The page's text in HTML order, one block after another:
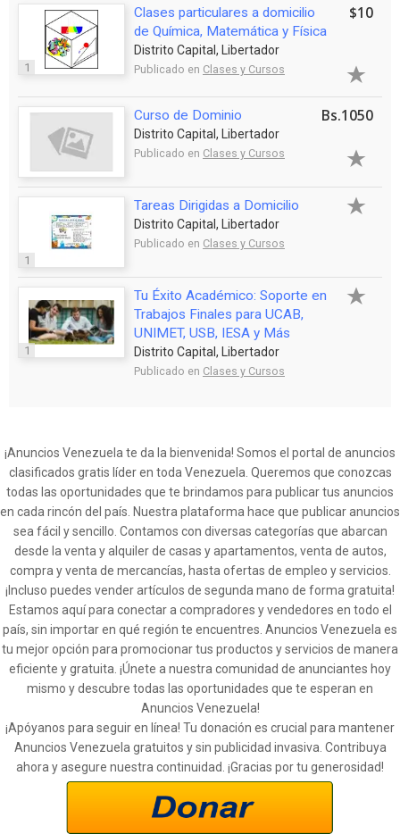
1
Clases particulares a domicilio
de Química, Matemática y Física
Distrito Capital, Libertador
Publicado en Clases y Cursos
$10
Curso de Dominio
Distrito Capital, Libertador
Publicado en Clases y Cursos
Bs.1050
1
Tareas Dirigidas a Domicilio
Distrito Capital, Libertador
Publicado en Clases y Cursos
1
Tu Éxito Académico: Soporte en
Trabajos Finales para UCAB,
UNIMET, USB, IESA y Más
Distrito Capital, Libertador
Publicado en Clases y Cursos
¡Anuncios Venezuela te da la bienvenida! Somos el portal de anuncios
clasificados gratis líder en toda Venezuela. Queremos que conozcas
todas las oportunidades que te brindamos para publicar tus anuncios
en cada rincón del país. Nuestra plataforma hace que publicar anuncios
sea fácil y sencillo. Contamos con diversas categorías que abarcan
desde la venta y alquiler de casas y apartamentos, venta de autos,
compra y venta de mercancías, hasta ofertas de empleo y servicios.
¡Incluso puedes vender artículos de segunda mano de forma gratuita!
Estamos aquí para conectar a compradores y vendedores en todo el
país, sin importar en qué región te encuentres. Anuncios Venezuela es
tu mejor opción para promocionar tus productos y servicios de manera
eficiente y gratuita. ¡Únete a nuestra comunidad de anunciantes hoy
mismo y descubre todas las oportunidades que te esperan en
Anuncios Venezuela!
¡Apóyanos para seguir en línea! Tu donación es crucial para mantener
Anuncios Venezuela gratuitos y sin publicidad invasiva. Contribuya
ahora y asegure nuestra continuidad. ¡Gracias por tu generosidad!